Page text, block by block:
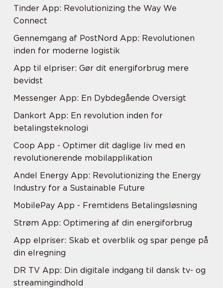
Tinder App: Revolutionizing the Way We
Connect
Gennemgang af PostNord App: Revolutionen
inden for moderne logistik
App til elpriser: Gør dit energiforbrug mere
bevidst
Messenger App: En Dybdegående Oversigt
Dankort App: En revolution inden for
betalingsteknologi
Coop App - Optimer dit daglige liv med en
revolutionerende mobilapplikation
Andel Energy App: Revolutionizing the Energy
Industry for a Sustainable Future
MobilePay App - Fremtidens Betalingsløsning
Strøm App: Optimering af din energiforbrug
App elpriser: Skab et overblik og spar penge på
din elregning
DR TV App: Din digitale indgang til dansk tv- og
streamingindhold